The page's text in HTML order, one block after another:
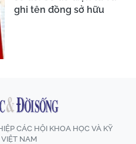
ghi tên đồng sở hữu
CÁC HỘI KHOA HỌC VÀ KỸ
NAM